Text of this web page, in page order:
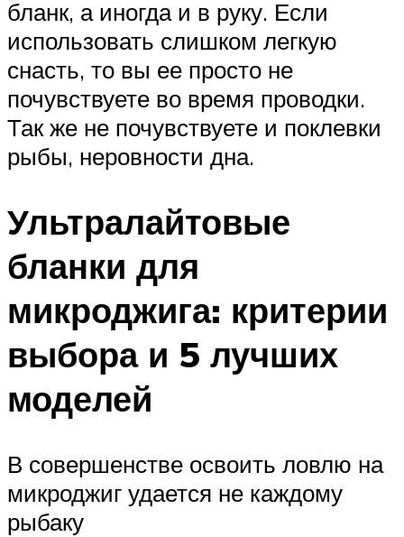
бланк, а иногда и в руку. Если
использовать слишком легкую
снасть, то вы ее просто не
почувствуете во время проводки.
Так же не почувствуете и поклевки
рыбы, неровности дна.
Ультралайтовые
бланки для
микроджига: критерии
выбора и 5 лучших
моделей
В совершенстве освоить ловлю на
микроджиг удается не каждому
рыбаку